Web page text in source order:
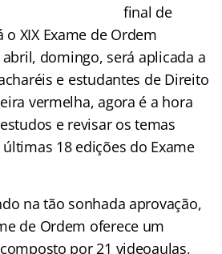
final de
XIX Exame de Ordem
domingo, será aplicada a
e estudantes de Direito
vermelha, agora é a hora
e revisar os temas
18 edições do Exame
na tão sonhada aprovação,
de Ordem oferece um
por 21 videoaulas,